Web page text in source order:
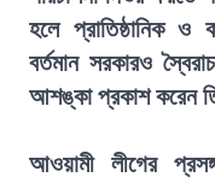
হলে প্রাতিষ্ঠানিক
বর্তমান সরকারও
আশঙ্কা প্রকাশ করেন
আওয়ামী লীগের